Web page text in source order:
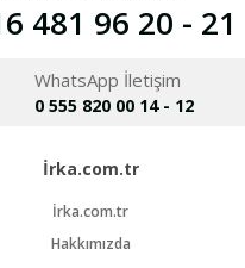
481 96 20 - 21
WhatsApp İletişim
0 555 820 00 14 - 12
İrka.com.tr
İrka.com.tr
Hakkımızda